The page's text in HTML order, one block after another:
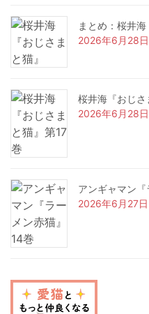
まとめ：桜井海
2026年6月28日
桜井海『おじ
2026年6月28日
アンギャマン
2026年6月27日